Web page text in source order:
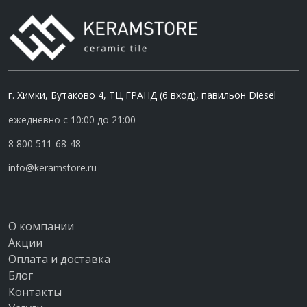
г. Химки, Бутаково 4, ТЦ ГРАНД (6 вход), павильон Diesel
ежедневно с 10:00 до 21:00
8 800 511-68-48
info@keramstore.ru
О компании
Акции
Оплата и доставка
Блог
Контакты